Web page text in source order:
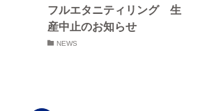
フルエタニティリング 生
産中止のお知らせ
NEWS